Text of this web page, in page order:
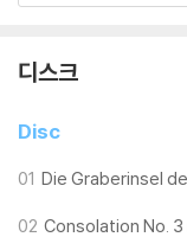
디스크
Disc
01 Die Graberinsel
02 Consolation No.